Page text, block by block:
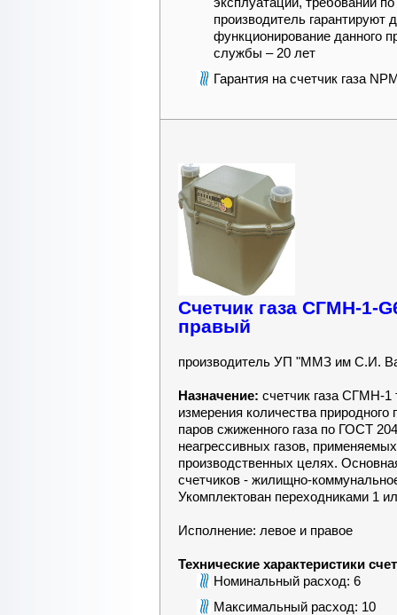
производитель гарантируют
функционирование данного
службы – 20 лет
Гарантия на счетчик газа
Счетчик газа СГМН-1-
правый
производитель УП "ММЗ им С.И.
Назначение: счетчик газа СГМН-1
измерения количества
паров сжиженного газа по ГОСТ
неагрессивных газов,
производственных целях.
счетчиков - жилищно-
Укомплектован переходниками 1
Исполнение: левое и правое
Технические характеристики
Номинальный расход: 6
Максимальный расход: 10